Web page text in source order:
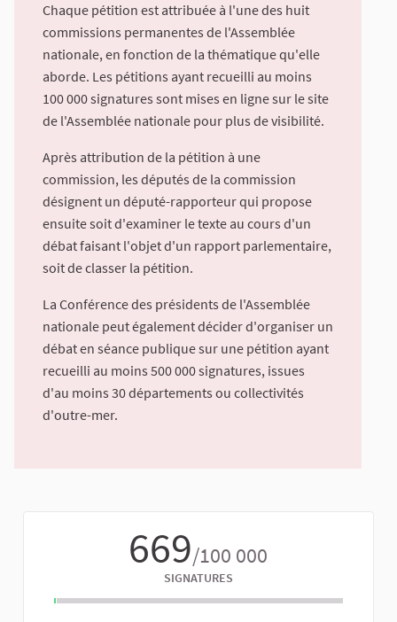
Chaque pétition est attribuée à l'une des huit
commissions permanentes de l'Assemblée
nationale, en fonction de la thématique qu'elle
aborde. Les pétitions ayant recueilli au moins
100 000 signatures sont mises en ligne sur le site
de l'Assemblée nationale pour plus de visibilité.
Après attribution de la pétition à une
commission, les députés de la commission
désignent un député-rapporteur qui propose
ensuite soit d'examiner le texte au cours d'un
débat faisant l'objet d'un rapport parlementaire,
soit de classer la pétition.
La Conférence des présidents de l'Assemblée
nationale peut également décider d'organiser un
débat en séance publique sur une pétition ayant
recueilli au moins 500 000 signatures, issues
d'au moins 30 départements ou collectivités
d'outre-mer.
669/100 000
SIGNATURES